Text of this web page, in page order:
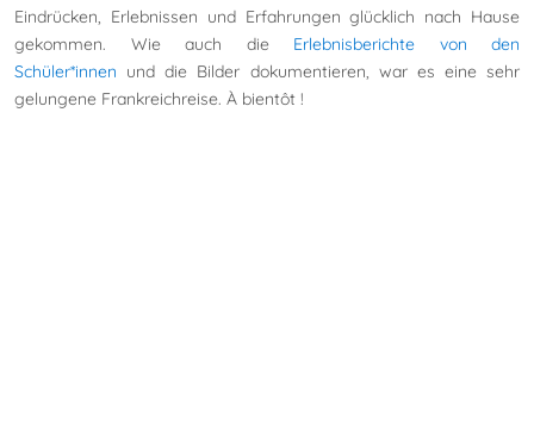
Eindrücken, Erlebnissen und Erfahrungen glücklich nach Hause
gekommen. Wie auch die Erlebnisberichte von den
Schüler*innen und die Bilder dokumentieren, war es eine sehr
gelungene Frankreichreise. À bientôt !